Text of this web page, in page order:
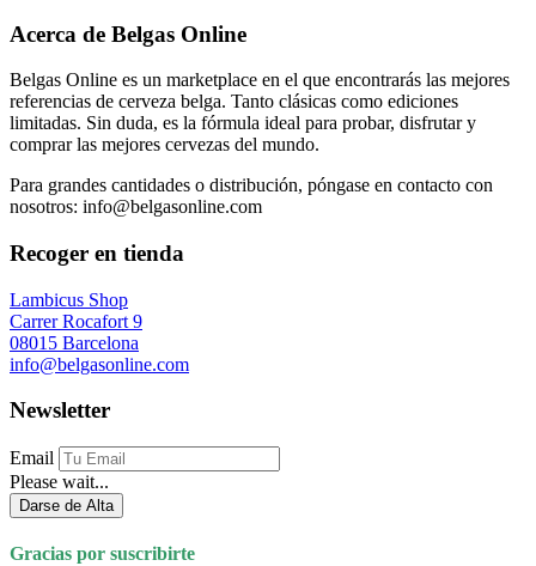
Acerca de Belgas Online
Belgas Online es un marketplace en el que encontrarás las mejores
referencias de cerveza belga. Tanto clásicas como ediciones
limitadas. Sin duda, es la fórmula ideal para probar, disfrutar y
comprar las mejores cervezas del mundo.
Para grandes cantidades o distribución, póngase en contacto con
nosotros: info@belgasonline.com
Recoger en tienda
Lambicus Shop
Carrer Rocafort 9
08015 Barcelona
info@belgasonline.com
Newsletter
Email
Please wait...
Darse de Alta
Gracias por suscribirte